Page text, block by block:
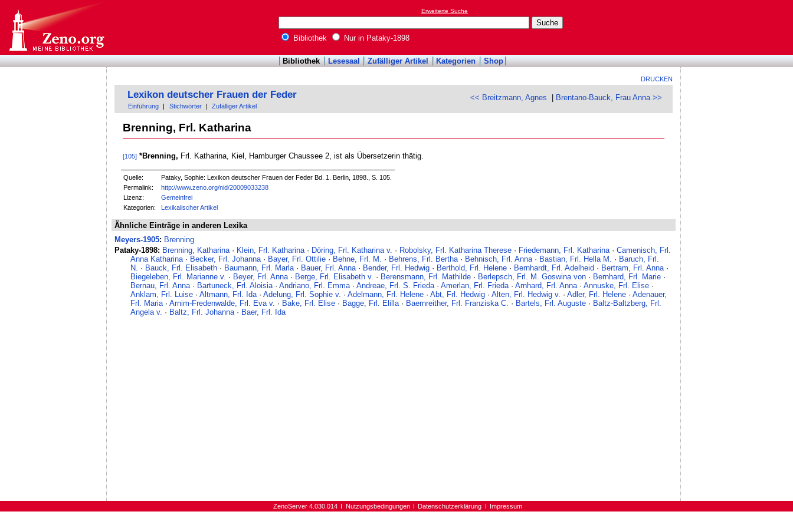
Erweiterte Suche
Bibliothek Nur in Pataky-1898
Bibliothek Lesesaal Zufälliger Artikel Kategorien Shop
DRUCKEN
<< Breitzmann, Agnes Brentano-Bauck, Frau Anna >>
Lexikon deutscher Frauen der Feder
Einführung Stichwörter Zufälliger Artikel
Brenning, Frl. Katharina
[105] *Brenning, Frl. Katharina, Kiel, Hamburger Chaussee 2, ist als Übersetzerin thätig.
Quelle:
Pataky, Sophie: Lexikon deutscher Frauen der Feder Bd. 1. Berlin, 1898., S. 105.
Permalink:
http://www.zeno.org/nid/20009033238
Lizenz:
Gemeinfrei
Kategorien:
Lexikalischer Artikel
Ähnliche Einträge in anderen Lexika
Meyers-1905: Brenning
Pataky-1898: Brenning, Katharina · Klein, Frl. Katharina · Döring, Frl. Katharina v. · Robolsky, Frl. Katharina Therese · Friedemann, Frl. Katharina ·Camenisch, Frl.
Anna Katharina· Becker, Frl. Johanna· Bayer, Frl. Ottilie· Behne, Frl. M. · Behrens, Frl. Bertha· Behnisch, Frl. Anna· Bastian, Frl. Hella M. · Baruch, Frl.
N.
· Bauck, Frl. Elisabeth· Baumann, Frl. Marla· Bauer, Frl. Anna· Bender, Frl. Hedwig· Berthold, Frl. Helene· Bernhardt, Frl. Adelheid · Bertram, Frl. Anna·
Biegeleben, Frl. Marianne v. · Beyer, Frl. Anna· Berge, Frl. Elisabeth v. · Berensmann, Frl. Mathilde· Berlepsch, Frl. M. Goswina von· Bernhard, Frl. Marie·
Bernau, Frl. Anna· Bartuneck, Frl. Aloisia· Andriano, Frl. Emma· Andreae, Frl. S. Frieda· Amerlan, Frl. Frieda· Arnhard, Frl. Anna· Annuske, Frl. Elise·
Anklam, Frl. Luise· Altmann, Frl. Ida· Adelung, Frl. Sophie v. · Adelmann, Frl. Helene· Abt, Frl. Hedwig· Alten, Frl. Hedwig v. · Adler, Frl. Helene· Adenauer,
Frl. Maria· Arnim-Fredenwalde, Frl. Eva v. · Bake, Frl. Elise· Bagge, Frl. Elilla· Baernreither, Frl. Franziska C. · Bartels, Frl. Auguste· Baltz-Baltzberg, Frl.
Angela v. · Baltz, Frl. Johanna· Baer, Frl. Ida
ZenoServer 4.030.014 Nutzungsbedingungen Datenschutzerklärung Impressum